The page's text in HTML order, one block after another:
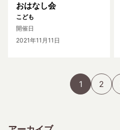
おはなし会
こども
開催日
2021年11月11日
1 2